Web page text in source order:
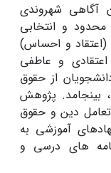
آگاهی شهروندی
محدود و انتخابی
(اعتقاد و احساس)
و عاطفی
از حقوق
بینجامد. پژوهش
تعامل دین و حقوق
آموزشی به
های درسی و